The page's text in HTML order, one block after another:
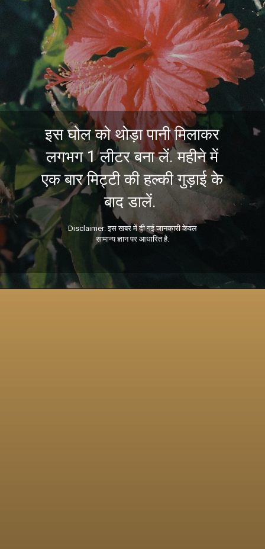
इस घोल को थोड़ा पानी मिलाकर
लगभग 1 लीटर बना लें. महीने में
एक बार मिट्टी की हल्की गुड़ाई के
बाद डालें.
Disclaimer: इस खबर में दी गई जानकारी केवल
सामान्य ज्ञान पर आधारित है.